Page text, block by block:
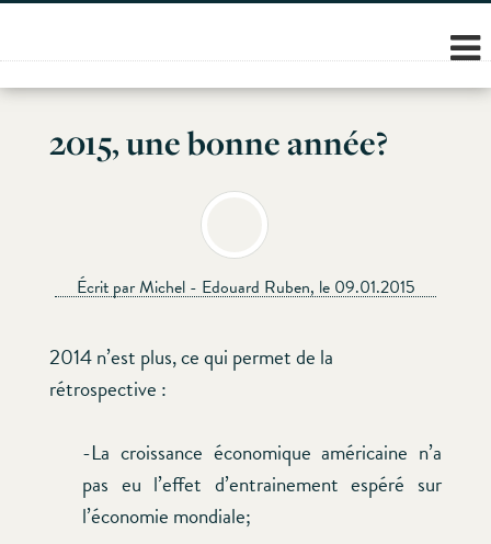
Skip
content
2015, une bonne année?
Écrit par Michel - Edouard Ruben, le 09.01.2015
2014 n’est plus, ce qui permet de la
rétrospective :
-La croissance économique américaine n’a
pas eu l’effet d’entrainement espéré sur
l’économie mondiale;